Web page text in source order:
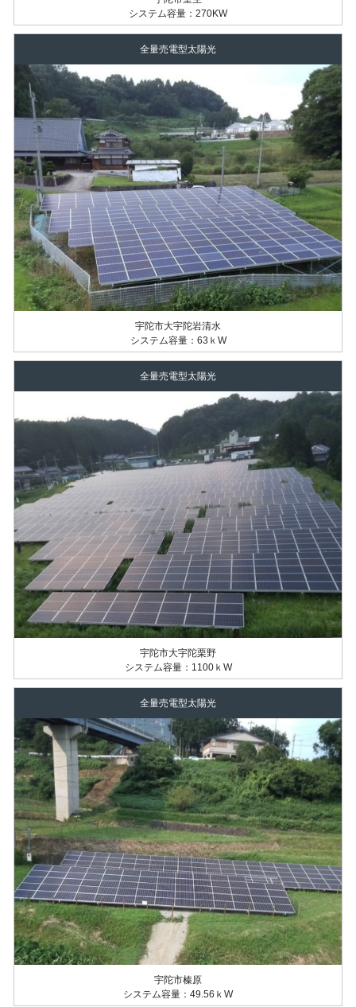
システム容量：270KW
全量売電型太陽光
宇陀市大宇陀岩清水
システム容量：63ｋW
全量売電型太陽光
宇陀市大宇陀栗野
システム容量：1100ｋW
全量売電型太陽光
宇陀市榛原
システム容量：49.56ｋW